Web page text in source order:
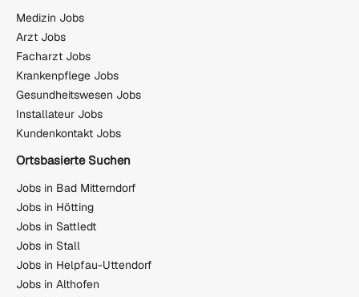
Medizin Jobs
Arzt Jobs
Facharzt Jobs
Krankenpflege Jobs
Gesundheitswesen Jobs
Installateur Jobs
Kundenkontakt Jobs
Ortsbasierte Suchen
Jobs in Bad Mitterndorf
Jobs in Hötting
Jobs in Sattledt
Jobs in Stall
Jobs in Helpfau-Uttendorf
Jobs in Althofen